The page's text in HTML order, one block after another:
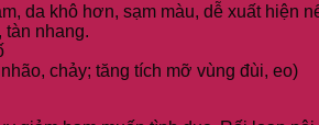
da khô hơn, sạm màu, dễ xuất hiện
tàn nhang.
chảy; tăng tích mỡ vùng đùi, eo)